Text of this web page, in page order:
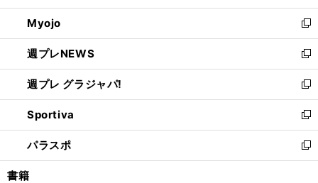
開
く
ウ
で
開
く
ン
ド
ウ
で
開
く
ウ
ィ
ン
ド
ウ
で
開
く
Myojo
新
し
い
ウ
ィ
ン
ド
ウ
で
開
週プレNEWS
新
し
い
ウ
ィ
ン
ド
ウ
週プレ グラジャパ!
新
し
い
ウ
ィ
ン
Sportiva
新
し
い
ウ
パラスポ
新
し
書籍